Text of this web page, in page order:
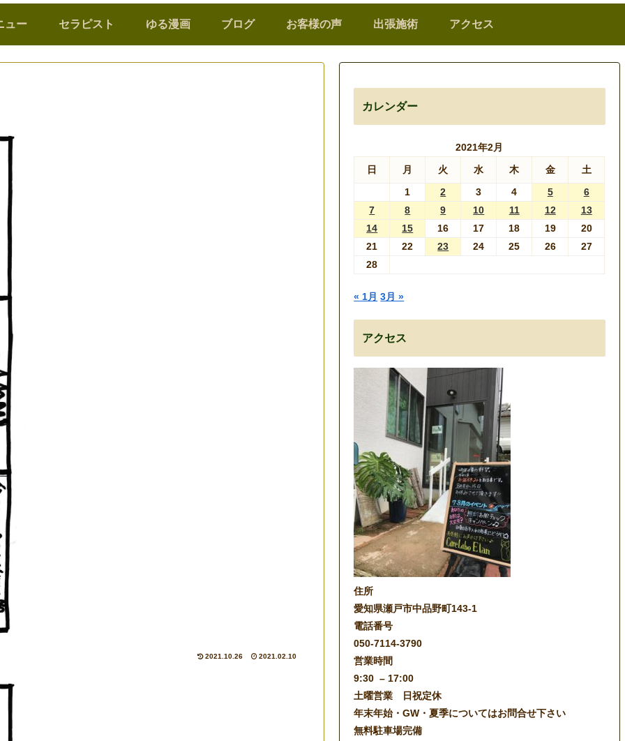
ュー セラピスト ゆる漫画 ブログ お客様の声 出張施術 アクセス
2021.10.26 2021.02.10
カレンダー
2021年2月
日
月 火 水 木 金
土
1
2 3 4 5
6
7
8 9 10 11 12
13
14
15 16 17 18 19
20
21
22 23 24 25 26
27
28
« 1月 3月 »
アクセス
住所
愛知県瀬戸市中品野町143-1
電話番号
050-7114-3790
営業時間
9:30 – 17:00
土曜営業 日祝定休
年末年始・GW・夏季についてはお問合せ下さい
無料駐車場完備